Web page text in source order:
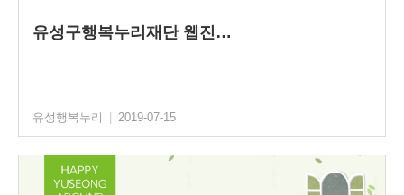
유성구행복누리재단 웹진…
유성행복누리 | 2019-07-15